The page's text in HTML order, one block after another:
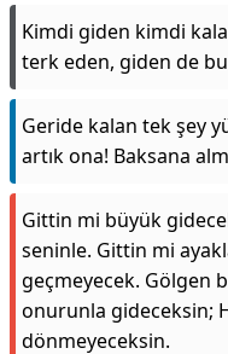
Kimdi giden kimdi
terk eden, giden de
Geride kalan tek şey
artık ona! Baksana
Gittin mi büyük
seninle. Gittin mi
geçmeyecek. Gölgen
onurunla gideceksin;
dönmeyeceksin.